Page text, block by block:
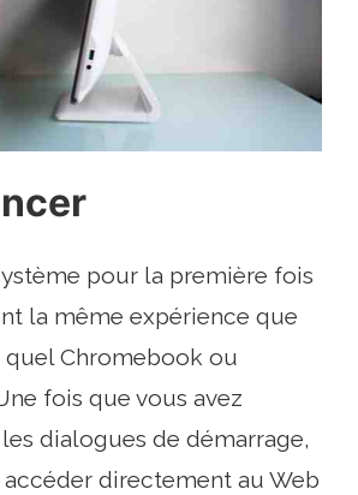
pour la première fois
la même expérience que
Chromebook ou
fois que vous avez
dialogues de démarrage,
directement au Web